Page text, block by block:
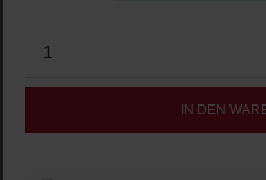
Produkt Anzahl: Gib den
IN DEN